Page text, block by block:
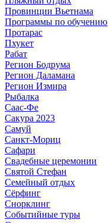
Провинции Вьетнама
Программы по обучению
Протарас
Пхукет
Рабат
Регион Бодрума
Регион Даламана
Регион Измира
Рыбалка
Саас-Фе
Сакура 2023
Самуй
Санкт-Мориц
Сафари
Свадебные церемонии
Святой Стефан
Семейный отдых
Сёрфинг
Снорклинг
Событийные туры